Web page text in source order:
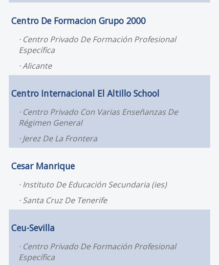
Centro De Formacion Grupo 2000
Centro Privado De Formación Profesional
Específica
Alicante
Centro Internacional El Altillo School
Centro Privado Con Varias Enseñanzas De
Régimen General
Jerez De La Frontera
Cesar Manrique
Instituto De Educación Secundaria (ies)
Santa Cruz De Tenerife
Ceu-Sevilla
Centro Privado De Formación Profesional
Específica